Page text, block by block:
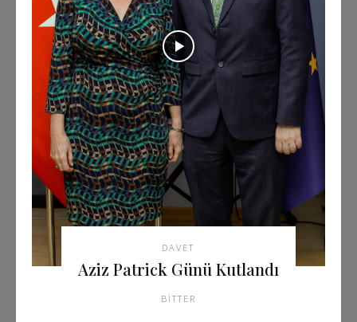
DAVET
Aziz Patrick Günü Kutlandı
BITTER